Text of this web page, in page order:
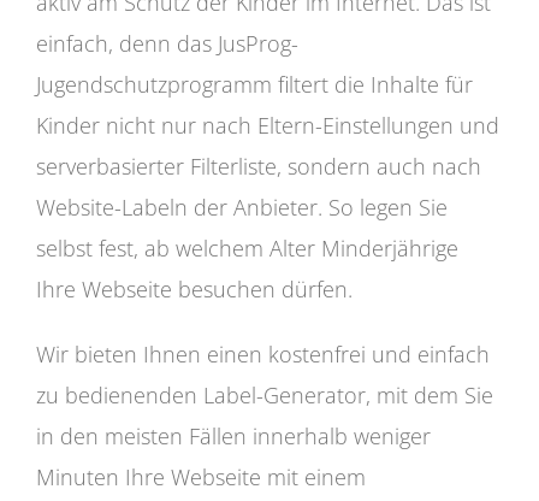
einfach, denn das JusProg-
Jugendschutzprogramm filtert die Inhalte für
Kinder nicht nur nach Eltern-Einstellungen und
serverbasierter Filterliste, sondern auch nach
Website-Labeln der Anbieter. So legen Sie
selbst fest, ab welchem Alter Minderjährige
Ihre Webseite besuchen dürfen.
Wir bieten Ihnen einen kostenfrei und einfach
zu bedienenden Label-Generator, mit dem Sie
in den meisten Fällen innerhalb weniger
Minuten Ihre Webseite mit einem